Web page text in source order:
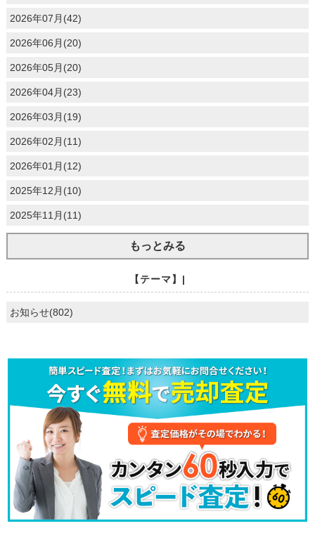
2026年07月(42)
2026年06月(20)
2026年05月(20)
2026年04月(23)
2026年03月(19)
2026年02月(11)
2026年01月(12)
2025年12月(10)
2025年11月(11)
もっとみる
【テーマ】|
お知らせ(802)